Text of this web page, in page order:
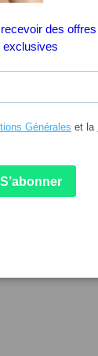
24.30